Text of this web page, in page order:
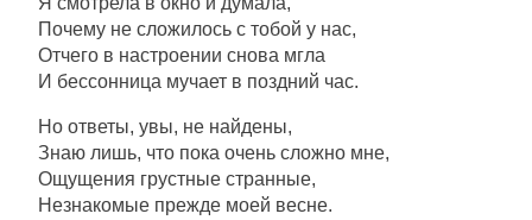
Почему не сложилось с тобой у нас,
Отчего в настроении снова мгла
И бессонница мучает в поздний час.
Но ответы, увы, не найдены,
Знаю лишь, что пока очень сложно мне,
Ощущения грустные странные,
Незнакомые прежде моей весне.